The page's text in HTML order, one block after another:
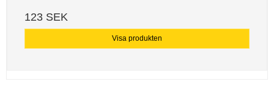
123 SEK
Visa produkten